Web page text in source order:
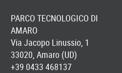
PARCO TECNOLOGICO DI
AMARO
Via Jacopo Linussio, 1
33020, Amaro (UD)
+39 0433 468137